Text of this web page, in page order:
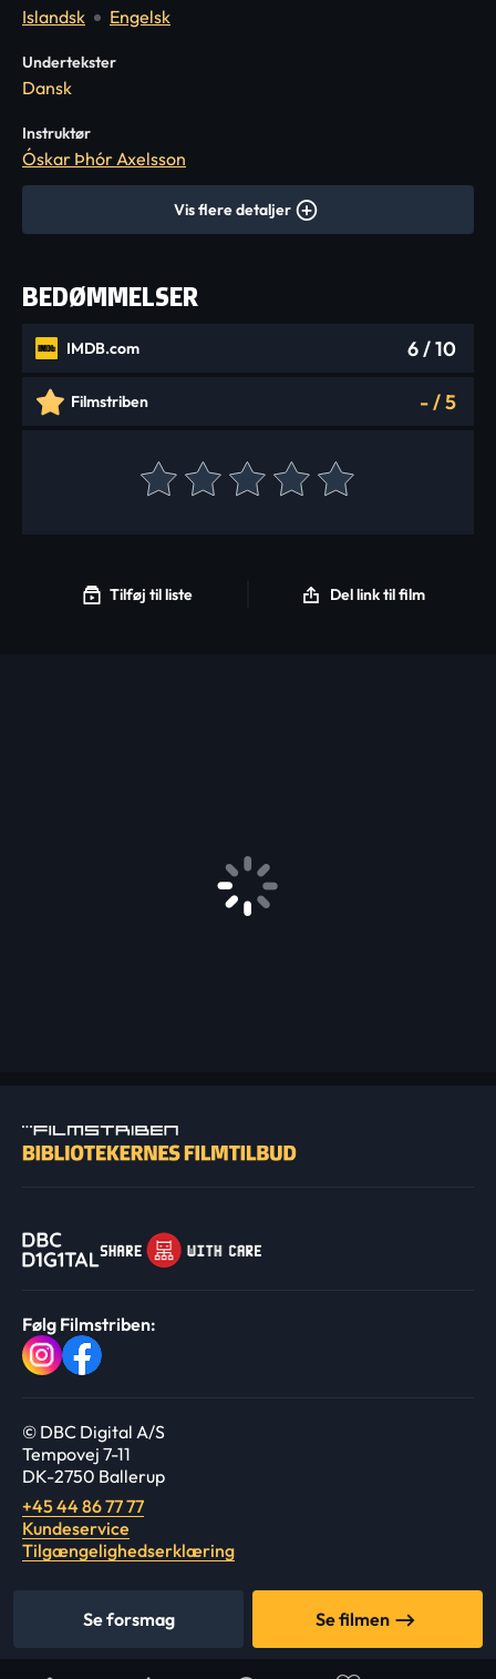
Se forsmag Se filmen
Islandsk Engelsk
Undertekster
Dansk
Instruktør
Óskar Þhór Axelsson
Vis flere detaljer
BEDØMMELSER
IMDB.com 6/ 10
Filmstriben -/5
Tilføj til liste Del link til film
Følg Filmstriben:
© DBC Digital A/S
Tempovej 7-11
DK-2750 Ballerup
+45 44 86 77 77
Kundeservice
Tilgængelighedserklæring